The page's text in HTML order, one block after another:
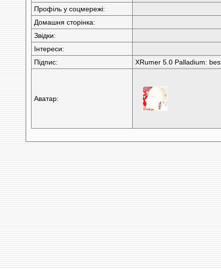
Профіль у соцмережі:
Домашня сторінка:
Звідки:
Інтереси:
Підпис:
XRumer 5.0 Palladium:
Аватар: